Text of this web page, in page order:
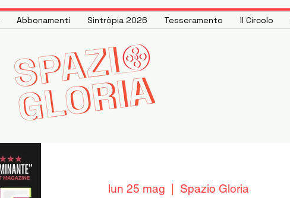
Abbonamenti Sintròpia 2026 Tesseramento Il Circolo
lun 25 mag Spazio Gloria